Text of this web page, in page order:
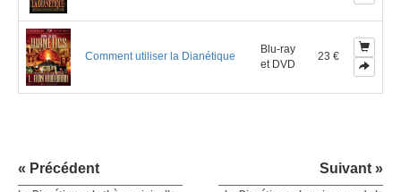
Comment utiliser la Dianétique
Blu-ray
et DVD
23 €
« Précédent Suivant »